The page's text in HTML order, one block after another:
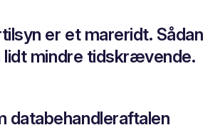
er et mareridt. Sådan
lidt mindre tidskrævende.
databehandleraftalen